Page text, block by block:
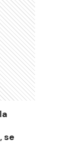
se